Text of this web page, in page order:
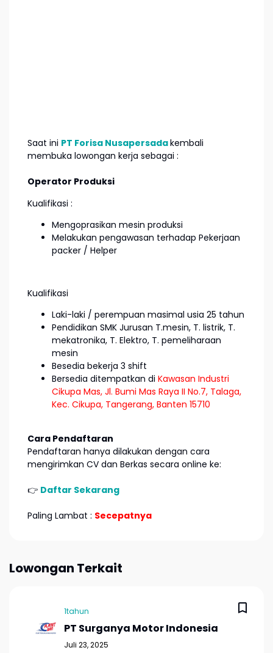
Saat ini PT Forisa Nusapersadakembali
membuka lowongan kerja sebagai :
Operator Produksi
Kualifikasi :
Mengoprasikan mesin produksi
Melakukan pengawasan terhadap Pekerjaan
packer / Helper
Kualifikasi
Laki-laki / perempuan masimal usia 25 tahun
Pendidikan SMK Jurusan T.mesin, T. listrik, T.
mekatronika, T. Elektro, T. pemeliharaan
mesin
Besedia bekerja 3 shift
Bersedia ditempatkan di Kawasan Industri
Cikupa Mas, Jl. Bumi Mas Raya II No.7, Talaga,
Kec. Cikupa, Tangerang, Banten 15710
Cara Pendaftaran
Pendaftaran hanya dilakukan dengan cara
mengirimkan CV dan Berkas secara online ke:
👉 Daftar Sekarang
Paling Lambat : Secepatnya
Lowongan Terkait
1tahun
PT Surganya Motor Indonesia
Juli 23, 2025